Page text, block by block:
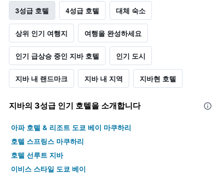
3성급 호텔 4성급 호텔 대체 숙소
상위 인기 여행지 여행을 완성하세요
인기 급상승 중인 지바 호텔 인기 도시
지바 내 랜드마크 지바 내 지역 지바현 호텔
지바​의 3​성급 인기 호텔을 소개합니다
아파 호텔 & 리조트 도쿄 베이 마쿠하리
호텔 스프링스 마쿠하리
호텔 선루트 지바
이비스 스타일 도쿄 베이